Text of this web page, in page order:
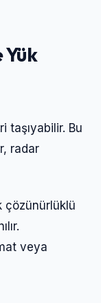
Yük
taşıyabilir. Bu
radar
çözünürlüklü
veya